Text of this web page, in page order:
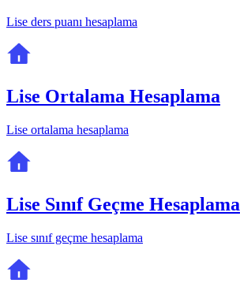
Lise ders puanı hesaplama
Lise Ortalama Hesaplama
Lise ortalama hesaplama
Lise Sınıf Geçme Hesaplama
Lise sınıf geçme hesaplama